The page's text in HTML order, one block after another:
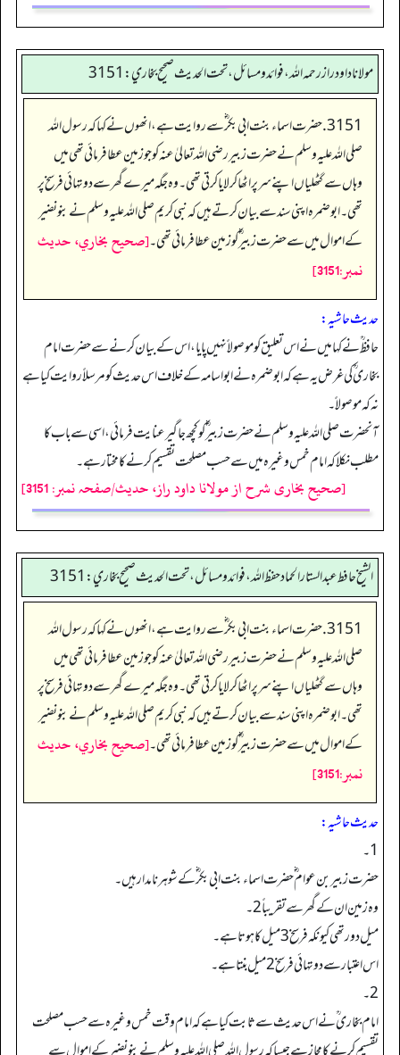
مولانا داود راز رحمه الله، فوائد و مسائل، تحت الحديث صحيح بخاري: 3151
3151. حضرت اسماء بنت ابی بکر ؓ سے روایت ہے، انھوں نے کہا کہ رسول اللہ
صلی اللہ علیہ وسلم نے حضرت زبیر رضی اللہ تعالیٰ عنہ کو جو زمین عطا فرمائی تھی میں
وہاں سے گٹھلیاں اپنے سر پر اٹھا کر لایا کرتی تھی۔ وہ جگہ میرے گھر سے دو تہائی فرسخ پر
تھی۔ ابو ضمرہ اپنی سند سے بیان کرتے ہیں کہ نبی کریم صلی اللہ علیہ وسلم نے بنو نضیر
کے اموال میں سے حضرت زبیر ؓ کو زمین عطا فرمائی تھی۔[صحيح بخاري، حديث
نمبر:3151]
حدیث حاشیہ:
حافظ ؒنے کہا میں نے اس تعلیق کو موصولاً نہیں پایا، اس کے بیان کرنے سے حضرت امام
بخاری ؒ کی غرض یہ ہے کہ ابوضمرہ نے ابواسامہ کے خلاف اس حدیث کو مرسلاً روایت کیا ہے
نہ کہ موصولاً۔
آنحضرت صلی اللہ علیہ وسلم نے حضرت زبیر ؓکو کچھ جاگیر عنایت فرمائی، اسی سے باب کا
مطلب نکلا کہ امام خمس وغیرہ میں سے حسب مصلحت تقسیم کرنے کا مختار ہے۔
[صحیح بخاری شرح از مولانا داود راز، حدیث/صفحہ نمبر: 3151]
الشيخ حافط عبدالستار الحماد حفظ الله، فوائد و مسائل، تحت الحديث صحيح بخاري:3151
3151. حضرت اسماء بنت ابی بکر ؓ سے روایت ہے، انھوں نے کہا کہ رسول اللہ
صلی اللہ علیہ وسلم نے حضرت زبیر رضی اللہ تعالیٰ عنہ کو جو زمین عطا فرمائی تھی میں
وہاں سے گٹھلیاں اپنے سر پر اٹھا کر لایا کرتی تھی۔ وہ جگہ میرے گھر سے دو تہائی فرسخ پر
تھی۔ ابو ضمرہ اپنی سند سے بیان کرتے ہیں کہ نبی کریم صلی اللہ علیہ وسلم نے بنو نضیر
کے اموال میں سے حضرت زبیر ؓ کو زمین عطا فرمائی تھی۔[صحيح بخاري، حديث
نمبر:3151]
حدیث حاشیہ:
1۔
حضرت زبیر بن عوام ؓ حضرت اسماء بنت ابی بکر ؓ کے شوہر نامدار ہیں۔
وہ زمین ان کے گھر سے تقریباً2۔
میل دور تھی کیونکہ فرسخ3میل کا ہوتا ہے۔
اس اعتبار سے دو تہائی فرسخ 2میل بنتا ہے۔
2۔
امام بخاری ؒنے اس حدیث سے ثابت کیا ہے کہ امام وقت خمس وغیرہ سے حسب مصلحت